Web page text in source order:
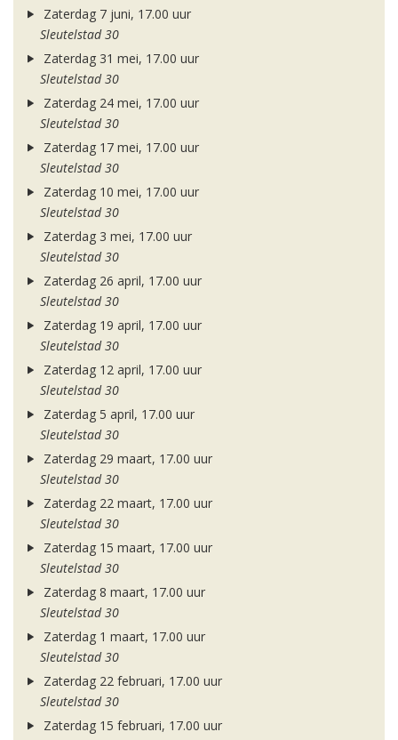
Zaterdag 7 juni, 17.00 uur
Sleutelstad 30
Zaterdag 31 mei, 17.00 uur
Sleutelstad 30
Zaterdag 24 mei, 17.00 uur
Sleutelstad 30
Zaterdag 17 mei, 17.00 uur
Sleutelstad 30
Zaterdag 10 mei, 17.00 uur
Sleutelstad 30
Zaterdag 3 mei, 17.00 uur
Sleutelstad 30
Zaterdag 26 april, 17.00 uur
Sleutelstad 30
Zaterdag 19 april, 17.00 uur
Sleutelstad 30
Zaterdag 12 april, 17.00 uur
Sleutelstad 30
Zaterdag 5 april, 17.00 uur
Sleutelstad 30
Zaterdag 29 maart, 17.00 uur
Sleutelstad 30
Zaterdag 22 maart, 17.00 uur
Sleutelstad 30
Zaterdag 15 maart, 17.00 uur
Sleutelstad 30
Zaterdag 8 maart, 17.00 uur
Sleutelstad 30
Zaterdag 1 maart, 17.00 uur
Sleutelstad 30
Zaterdag 22 februari, 17.00 uur
Sleutelstad 30
Zaterdag 15 februari, 17.00 uur